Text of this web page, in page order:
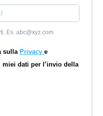
Es. abc@xyz.com
sulla Privacy e
miei dati per l’invio della